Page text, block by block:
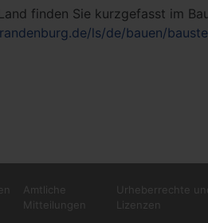
finden Sie kurzgefasst im
ls/de/bauen/
Amtliche
Mitteilungen
Urheberrechte
Lizenzen